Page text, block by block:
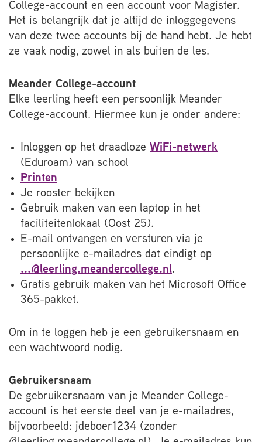
College-account en een account voor Magister.
Het is belangrijk dat je altijd de inloggegevens
van deze twee accounts bij de hand hebt. Je hebt
ze vaak nodig, zowel in als buiten de les.
Meander College-account
Elke leerling heeft een persoonlijk Meander
College-account. Hiermee kun je onder andere:
Inloggen op het draadloze WiFi-netwerk
(Eduroam) van school
Printen
Je rooster bekijken
Gebruik maken van een laptop in het
faciliteitenlokaal (Oost 25).
E-mail ontvangen en versturen via je
persoonlijke e-mailadres dat eindigt op
...@leerling.meandercollege.nl.
Gratis gebruik maken van het Microsoft Office
365-pakket.
Om in te loggen heb je een gebruikersnaam en
een wachtwoord nodig.
Gebruikersnaam
De gebruikersnaam van je Meander College-
account is het eerste deel van je e-mailadres,
bijvoorbeeld: jdeboer1234 (zonder